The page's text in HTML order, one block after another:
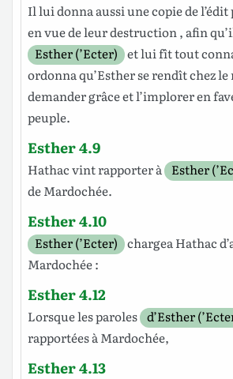
Il luidonnaaussi unecopiedel’édit
en vue de leurdestruction, afin
Esther (’Ecter) et lui fît tout
ordonnaqu’Esther serendîtchez le
demandergrâceetl’imploreren
peuple.
Esther 4.9
Hathacvintrapporterà Esther
deMardochée.
Esther 4.10
Esther (’Ecter) chargeaHathac
Mardochée:
Esther 4.12
Lorsque lesparoles d’Esther
rapportéesàMardochée,
Esther 4.13